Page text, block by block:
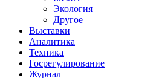
Экология
Другое
Выставки
Аналитика
Техника
Госрегулирование
Журнал